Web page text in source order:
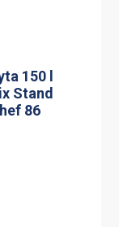
150 l
Stand
86